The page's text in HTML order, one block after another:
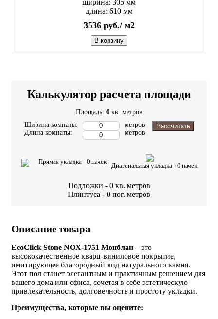
ширина: 305 мм
длина: 610 мм
3536 руб./ м2
В корзину
Калькулятор расчета площади
Площадь: 0 кв. метров
Ширина комнаты:
Длина комнаты:
метров
метров
Рассчитать
Прямая укладка - 0 пачек
Диагональная укладка - 0 пачек
Подложки - 0 кв. метров
Плинтуса - 0 пог. метров
Описание товара
EcoClick Stone NOX-1751 Монблан – это
высококачественное кварц-виниловое покрытие,
имитирующее благородный вид натурального камня.
Этот пол станет элегантным и практичным решением для
вашего дома или офиса, сочетая в себе эстетическую
привлекательность, долговечность и простоту укладки.
Преимущества, которые вы оцените: